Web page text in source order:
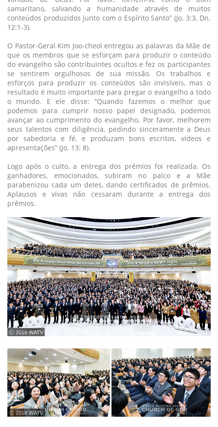
samaritano, salvando a humanidade através de muitos
conteúdos produzidos junto com o Espírito Santo” (Jo. 3:3, Dn.
12:1-3).
O Pastor-Geral Kim Joo-cheol entregou as palavras da Mãe de
que os membros que se esforçam para produzir o conteúdo
do evangelho são contribuintes ocultos e fez os participantes
se sentirem orgulhosos de sua missão. Os trabalhos e
esforços para produzir os conteúdos são invisíveis, mas o
resultado é muito importante para pregar o evangelho a todo
o mundo. E ele disse: “Quando fazemos o melhor que
podemos para cumprir nosso papel designado, podemos
avançar ao cumprimento do evangelho. Por favor, melhorem
seus talentos com diligência, pedindo sinceramente a Deus
por sabedoria e fé, e produzam bons escritos, vídeos e
apresentações” (Jo. 13: 8).
Logo após o culto, a entrega dos prêmios foi realizada. Os
ganhadores, emocionados, subiram no palco e a Mãe
parabenizou cada um deles, dando certificados de prêmios.
Aplausos e vivas não cessaram durante a entrega dos
prêmios.
ⓒ 2018 WATV
ⓒ 2018 WATV